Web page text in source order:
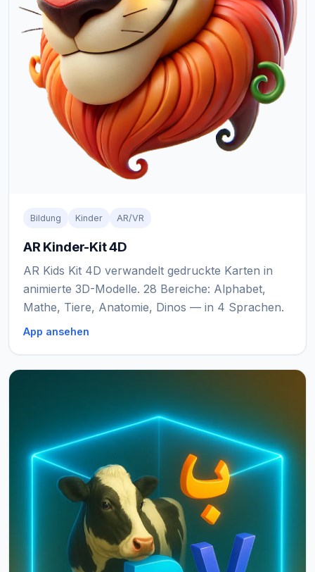
Bildung Kinder AR/VR
AR Kinder-Kit 4D
AR Kids Kit 4D verwandelt gedruckte Karten in
animierte 3D-Modelle. 28 Bereiche: Alphabet,
Mathe, Tiere, Anatomie, Dinos — in 4 Sprachen.
App ansehen